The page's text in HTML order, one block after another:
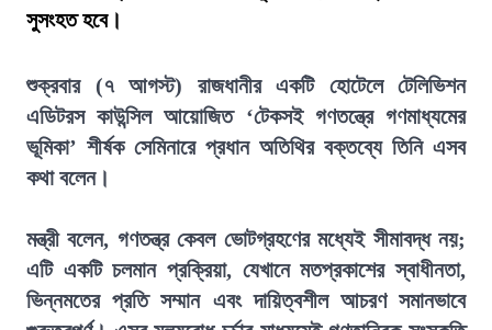
সুসংহত হবে।
শুক্রবার (৭ আগস্ট) রাজধানীর একটি হোটেলে টেলিভিশন
এডিটরস কাউন্সিল আয়োজিত ‘টেকসই গণতন্ত্রে গণমাধ্যমের
ভূমিকা’ শীর্ষক সেমিনারে প্রধান অতিথির বক্তব্যে তিনি এসব
কথা বলেন।
মন্ত্রী বলেন, গণতন্ত্র কেবল ভোটগ্রহণের মধ্যেই সীমাবদ্ধ নয়;
এটি একটি চলমান প্রক্রিয়া, যেখানে মতপ্রকাশের স্বাধীনতা,
ভিন্নমতের প্রতি সম্মান এবং দায়িত্বশীল আচরণ সমানভাবে